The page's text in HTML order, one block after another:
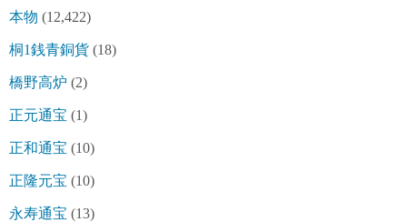
本物 (12,422)
桐1銭青銅貨 (18)
橋野高炉 (2)
正元通宝 (1)
正和通宝 (10)
正隆元宝 (10)
永寿通宝 (13)